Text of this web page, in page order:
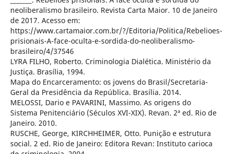
neoliberalismo brasileiro. Revista Carta Maior. 10 de Janeiro
de 2017. Acesso em:
https://www.cartamaior.com.br/?/Editoria/Politica/Rebelioes-
prisionais-A-face-oculta-e-sordida-do-neoliberalismo-
brasileiro/4/37546
LYRA FILHO, Roberto. Criminologia Dialética. Ministério da
Justiça. Brasília, 1994.
Mapa do Encarceramento: os jovens do Brasil/Secretaria-
Geral da Presidência da República. Brasília. 2014.
MELOSSI, Dario e PAVARINI, Massimo. As origens do
Sistema Penitenciário (Séculos XVI-XIX). Revan. 2ª ed. Rio de
Janeiro. 2010.
RUSCHE, George, KIRCHHEIMER, Otto. Punição e estrutura
social. 2 ed. Rio de Janeiro: Editora Revan: Instituto carioca